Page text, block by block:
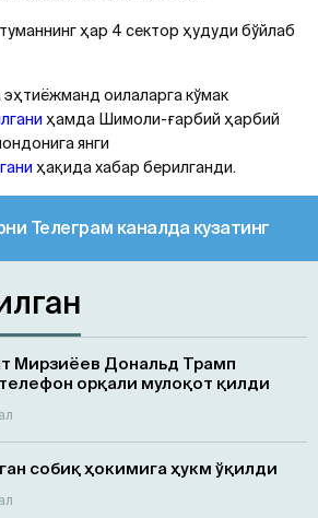
ҳар 4 сектор ҳудуди бўйлаб
оилаларга кўмак
ҳамда Шимоли-ғарбий ҳарбий
янги
ҳақида хабар берилганди.
Телеграм каналда кузатинг
Мирзиёев Дональд Трамп
орқали мулоқот қилди
собиқ ҳокимига ҳукм ўқилди